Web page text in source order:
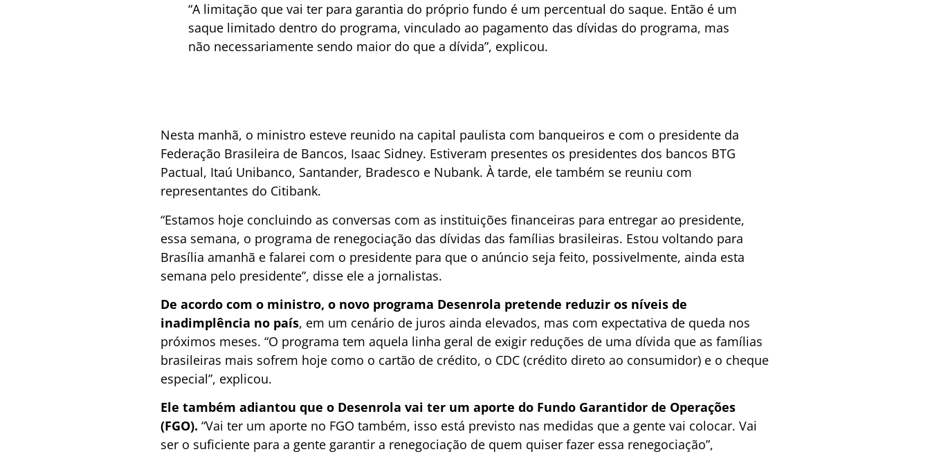
“A limitação que vai ter para garantia do próprio fundo é um percentual do saque. Então é um
saque limitado dentro do programa, vinculado ao pagamento das dívidas do programa, mas
não necessariamente sendo maior do que a dívida”, explicou.
Nesta manhã, o ministro esteve reunido na capital paulista com banqueiros e com o presidente da
Federação Brasileira de Bancos, Isaac Sidney. Estiveram presentes os presidentes dos bancos BTG
Pactual, Itaú Unibanco, Santander, Bradesco e Nubank. À tarde, ele também se reuniu com
representantes do Citibank.
“Estamos hoje concluindo as conversas com as instituições financeiras para entregar ao presidente,
essa semana, o programa de renegociação das dívidas das famílias brasileiras. Estou voltando para
Brasília amanhã e falarei com o presidente para que o anúncio seja feito, possivelmente, ainda esta
semana pelo presidente”, disse ele a jornalistas.
De acordo com o ministro, o novo programa Desenrola pretende reduzir os níveis de
inadimplência no país, em um cenário de juros ainda elevados, mas com expectativa de queda nos
próximos meses. “O programa tem aquela linha geral de exigir reduções de uma dívida que as famílias
brasileiras mais sofrem hoje como o cartão de crédito, o CDC (crédito direto ao consumidor) e o cheque
especial”, explicou.
Ele também adiantou que o Desenrola vai ter um aporte do Fundo Garantidor de Operações
(FGO). “Vai ter um aporte no FGO também, isso está previsto nas medidas que a gente vai colocar. Vai
ser o suficiente para a gente garantir a renegociação de quem quiser fazer essa renegociação”,